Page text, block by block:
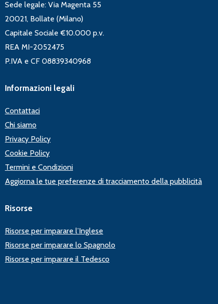
Sede legale: Via Magenta 55
20021, Bollate (Milano)
Capitale Sociale €10.000 p.v.
REA MI-2052475
P.IVA e CF 08839340968
Informazioni legali
Contattaci
Chi siamo
Privacy Policy
Cookie Policy
Termini e Condizioni
Aggiorna le tue preferenze di tracciamento della pubblicità
Risorse
Risorse per imparare l’Inglese
Risorse per imparare lo Spagnolo
Risorse per imparare il Tedesco